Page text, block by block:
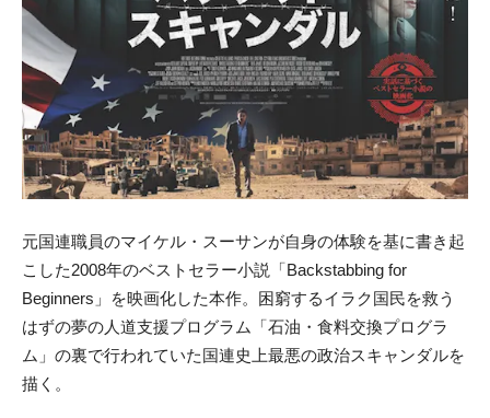
元国連職員のマイケル・スーサンが自身の体験を基に書き起
こした2008年のベストセラー小説「Backstabbing for
Beginners」を映画化した本作。困窮するイラク国民を救う
はずの夢の人道支援プログラム「石油・食料交換プログラ
ム」の裏で行われていた国連史上最悪の政治スキャンダルを
描く。